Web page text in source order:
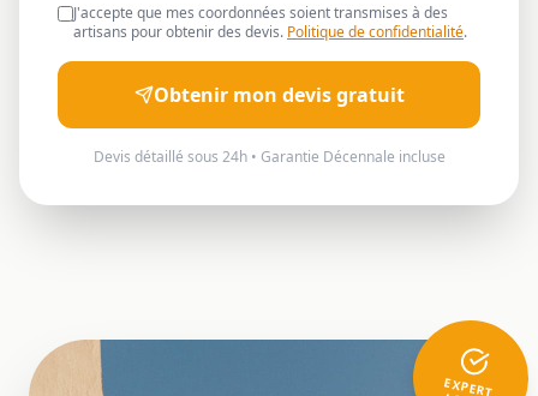
J'accepte que mes coordonnées soient transmises à des
artisans pour obtenir des devis. Politique de confidentialité.
Obtenir mon devis gratuit
Devis détaillé sous 24h • Garantie Décennale incluse
EXPERT